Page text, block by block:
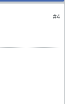
#4